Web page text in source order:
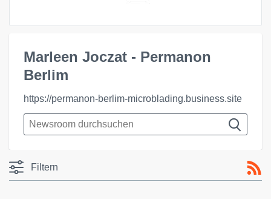
Marleen Joczat - Permanon
Berlim
https://permanon-berlim-microblading.business.site
Filtern